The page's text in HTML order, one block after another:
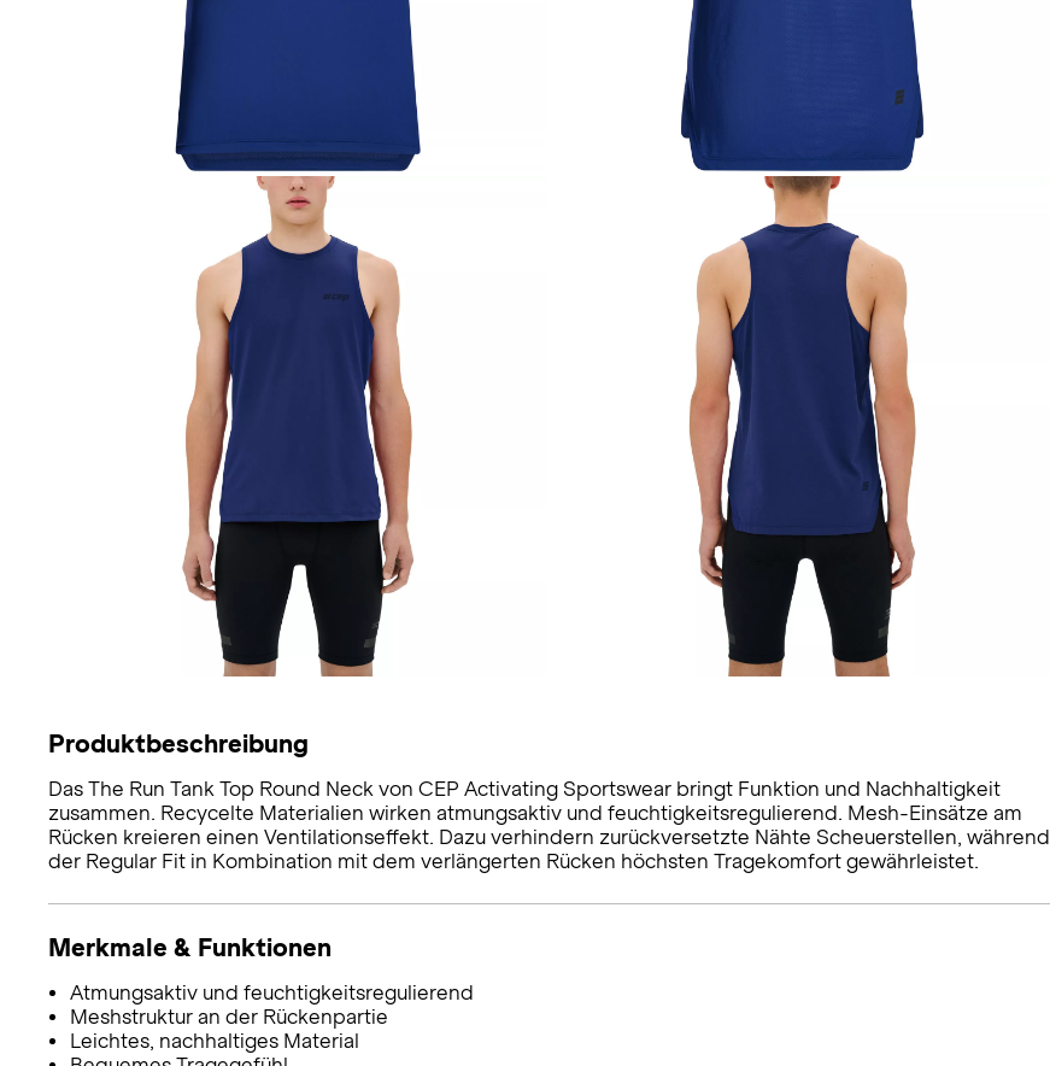
Produktbeschreibung
Das The Run Tank Top Round Neck von CEP Activating Sportswear bringt Funktion und Nachhaltigkeit
zusammen. Recycelte Materialien wirken atmungsaktiv und feuchtigkeitsregulierend. Mesh-Einsätze am
Rücken kreieren einen Ventilationseffekt. Dazu verhindern zurückversetzte Nähte Scheuerstellen, während
der Regular Fit in Kombination mit dem verlängerten Rücken höchsten Tragekomfort gewährleistet.
Merkmale & Funktionen
Atmungsaktiv und feuchtigkeitsregulierend
Meshstruktur an der Rückenpartie
Leichtes, nachhaltiges Material